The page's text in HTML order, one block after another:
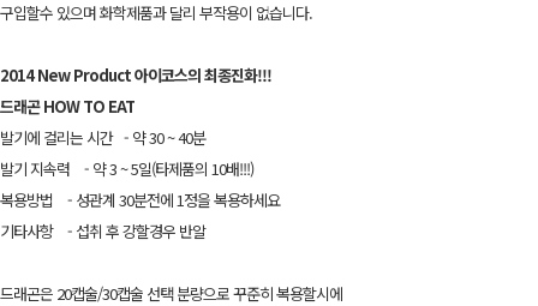
구입할수 있으며 화학제품과 달리 부작용이 없습니다.
2014 New Product 아이코스의 최종진화!!!
드래곤 HOW TO EAT
발기에 걸리는 시간 - 약 30 ~ 40분
발기 지속력 - 약 3 ~ 5일(타제품의 10배!!!)
복용방법 - 성관계 30분전에 1정을 복용하세요
기타사항 - 섭취 후 강할경우 반알
드래곤은 20캡술/30캡술 선택 분량으로 꾸준히 복용할시에